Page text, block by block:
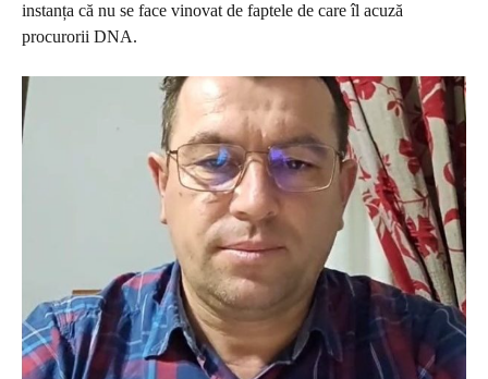
instanța că nu se face vinovat de faptele de care îl acuză
procurorii DNA.